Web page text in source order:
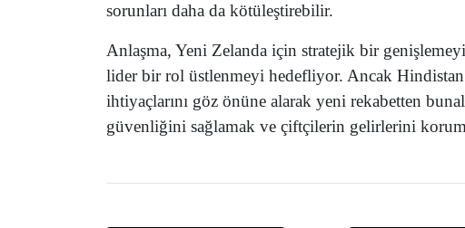
sorunları daha da kötüleştirebilir.
Anlaşma, Yeni Zelanda için stratejik bir
lider bir rol üstlenmeyi hedefliyor. Ancak
ihtiyaçlarını göz önüne alarak yeni rekabetten
güvenliğini sağlamak ve çiftçilerin gelirlerini